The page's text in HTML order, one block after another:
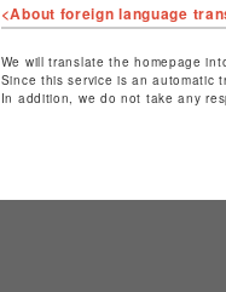
<About foreign language
We will translate the homepage
Since this service is an automatic
In addition, we do not take any